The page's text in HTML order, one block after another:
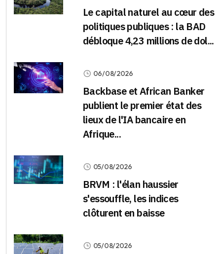
Le capital naturel au cœur des
politiques publiques : la BAD
débloque 4,23 millions de dol...
06/08/2026
Backbase et African Banker
publient le premier état des
lieux de l'IA bancaire en
Afrique...
05/08/2026
BRVM : l'élan haussier
s'essouffle, les indices
clôturent en baisse
05/08/2026